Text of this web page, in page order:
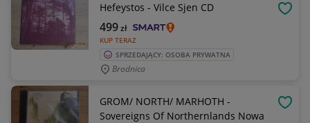
Hefeystos - Vilce Sjen CD
KUP TERAZ
499zł
SPRZEDAJĄCY: OSOBA PRYWATNA
Brodnica
GROM/ NORTH/ MARHOTH -
Sovereigns Of Northernlands Nowa